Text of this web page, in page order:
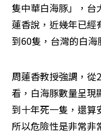
隻中華白海豚」，台
蓮香說，近幾年已
到60隻，台灣的白海
周蓮香教授強調，從
看，白海豚數量呈現
到十年死一隻，還算
所以危險性是非常非